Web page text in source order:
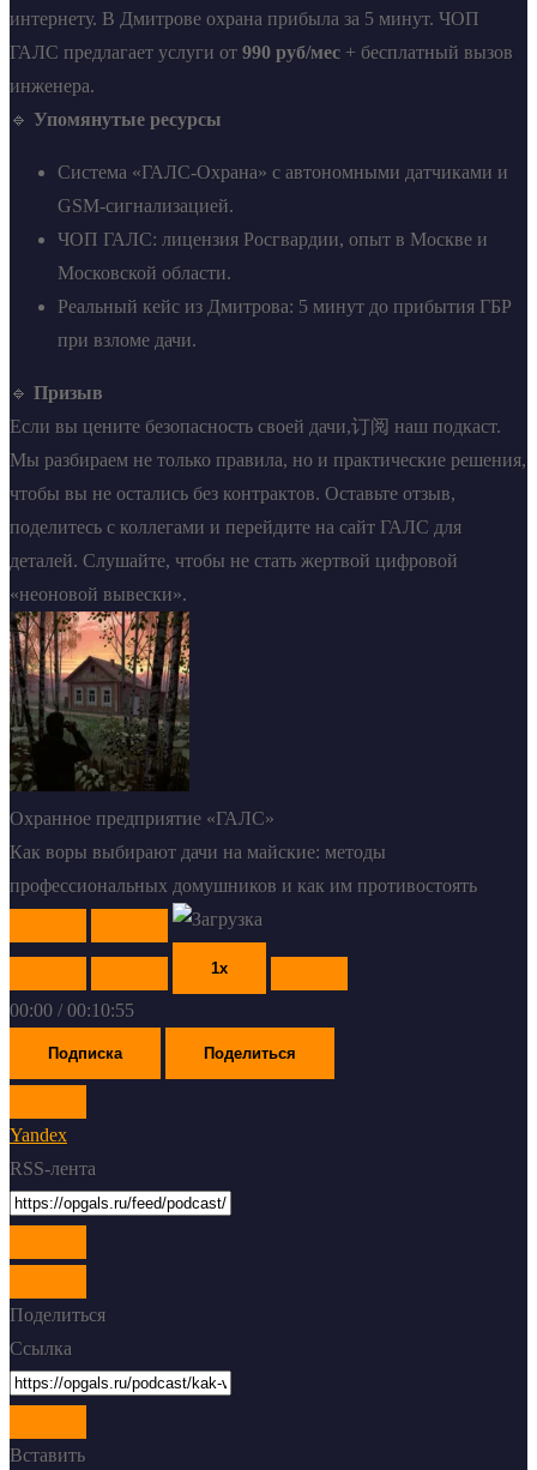
интернету. В Дмитрове охрана прибыла за 5 минут. ЧОП
ГАЛС предлагает услуги от 990 руб/мес + бесплатный вызов
инженера.
🔹 Упомянутые ресурсы
Система «ГАЛС-Охрана» с автономными датчиками и
GSM-сигнализацией.
ЧОП ГАЛС: лицензия Росгвардии, опыт в Москве и
Московской области.
Реальный кейс из Дмитрова: 5 минут до прибытия ГБР
при взломе дачи.
🔹 Призыв
Если вы цените безопасность своей дачи,订阅 наш подкаст.
Мы разбираем не только правила, но и практические решения,
чтобы вы не остались без контрактов. Оставьте отзыв,
поделитесь с коллегами и перейдите на сайт ГАЛС для
деталей. Слушайте, чтобы не стать жертвой цифровой
«неоновой вывески».
Охранное предприятие «ГАЛС»
Как воры выбирают дачи на майские: методы
профессиональных домушников и как им противостоять
1x
00:00 / 00:10:55
Подписка Поделиться
Yandex
RSS-лента
Поделиться
Ссылка
Вставить